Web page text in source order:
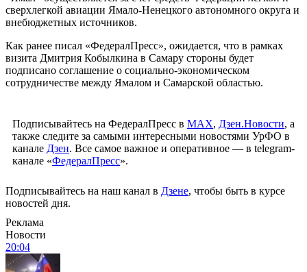
сверхлегкой авиации Ямало-Ненецкого автономного округа и
внебюджетных источников.
Как ранее писал «ФедералПресс», ожидается, что в рамках
визита Дмитрия Кобылкина в Самару стороны будет
подписано соглашение о социально-экономическом
сотрудничестве между Ямалом и Самарской областью.
Подписывайтесь на ФедералПресс в МАХ, Дзен.Новости, а
также следите за самыми интересными новостями УрФО в
канале Дзен. Все самое важное и оперативное — в telegram-
канале «ФедералПресс».
Подписывайтесь на наш канал в Дзене, чтобы быть в курсе
новостей дня.
Реклама
Новости
20:04